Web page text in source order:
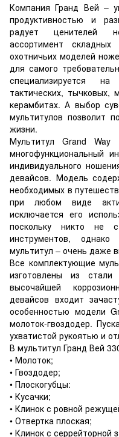
Компания Гранд Вей –
продуктивностью и
радует ценителей
ассортимент
охотничьих моделей
для самого
специализируется
тактических, тычковых,
керамбитах. А выбор
мультитулов позволит
жизни.
Мультитул Grand
многофункциональный
индивидуального
девайсов. Модель
необходимых в
при любом виде
исключается его
поскольку никто не
инструментов,
мультитул – очень даже
Все комплектующие
изготовлены из
высочайшей
девайсов входит
особенностью модели
молоток-гвоздодер.
ухватистой рукоятью и
В мультитул Гранд Вей
• Молоток;
• Гвоздодер;
• Плоскогубцы:
• Кусачки;
• Клинок с ровной
• Отвертка плоская;
• Клинок с серрейторной